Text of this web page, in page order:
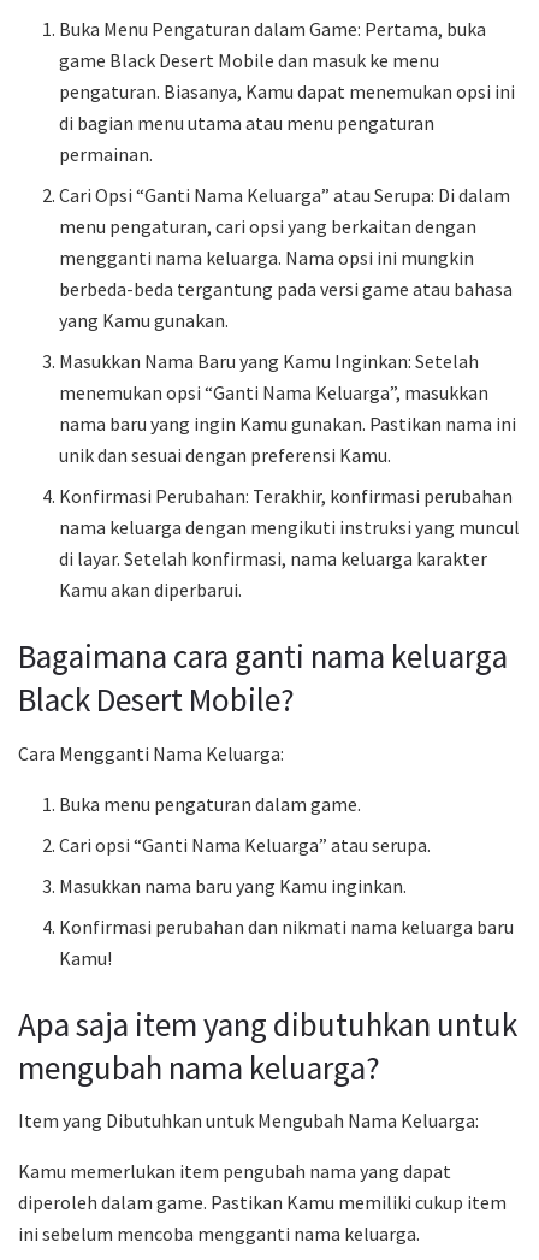
Buka Menu Pengaturan dalam Game: Pertama, buka
game Black Desert Mobile dan masuk ke menu
pengaturan. Biasanya, Kamu dapat menemukan opsi ini
di bagian menu utama atau menu pengaturan
permainan.
Cari Opsi “Ganti Nama Keluarga” atau Serupa: Di dalam
menu pengaturan, cari opsi yang berkaitan dengan
mengganti nama keluarga. Nama opsi ini mungkin
berbeda-beda tergantung pada versi game atau bahasa
yang Kamu gunakan.
Masukkan Nama Baru yang Kamu Inginkan: Setelah
menemukan opsi “Ganti Nama Keluarga”, masukkan
nama baru yang ingin Kamu gunakan. Pastikan nama ini
unik dan sesuai dengan preferensi Kamu.
Konfirmasi Perubahan: Terakhir, konfirmasi perubahan
nama keluarga dengan mengikuti instruksi yang muncul
di layar. Setelah konfirmasi, nama keluarga karakter
Kamu akan diperbarui.
Bagaimana cara ganti nama keluarga
Black Desert Mobile?
Cara Mengganti Nama Keluarga:
Buka menu pengaturan dalam game.
Cari opsi “Ganti Nama Keluarga” atau serupa.
Masukkan nama baru yang Kamu inginkan.
Konfirmasi perubahan dan nikmati nama keluarga baru
Kamu!
Apa saja item yang dibutuhkan untuk
mengubah nama keluarga?
Item yang Dibutuhkan untuk Mengubah Nama Keluarga:
Kamu memerlukan item pengubah nama yang dapat
diperoleh dalam game. Pastikan Kamu memiliki cukup item
ini sebelum mencoba mengganti nama keluarga.